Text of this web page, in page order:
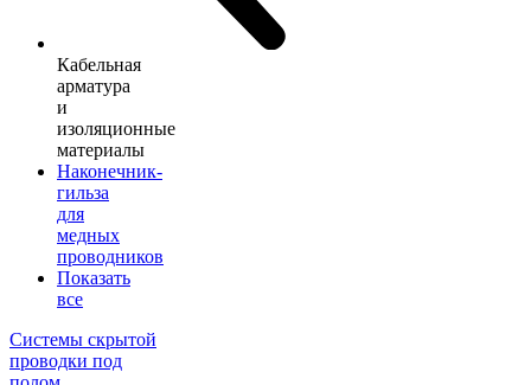
Кабельная
арматура
и
изоляционные
материалы
Наконечник-
гильза
для
медных
проводников
Показать
все
Системы скрытой
проводки под